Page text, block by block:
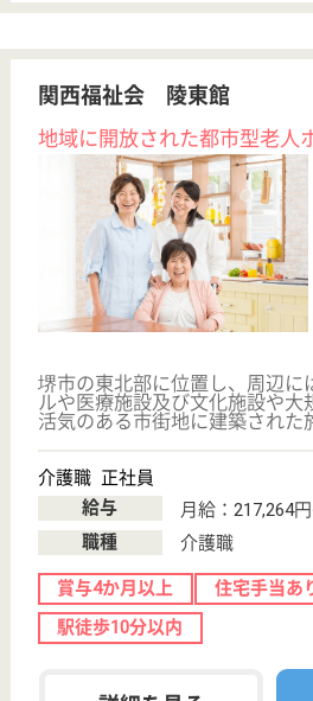
お役立ち情報
転職ノウハウ
初めての介護転職
介護転職お悩み相談室
介護業界給与データ
転職事例